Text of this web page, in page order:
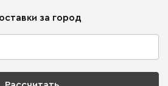
за город